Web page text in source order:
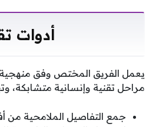
أدوات
يعمل الفريق المختص وفق منهجية
مراحل تقنية وإنسانية متشابكة،
جمع التفاصيل الملامحية من